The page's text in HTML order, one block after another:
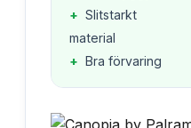
+ Slitstarkt
material
+ Bra förvaring